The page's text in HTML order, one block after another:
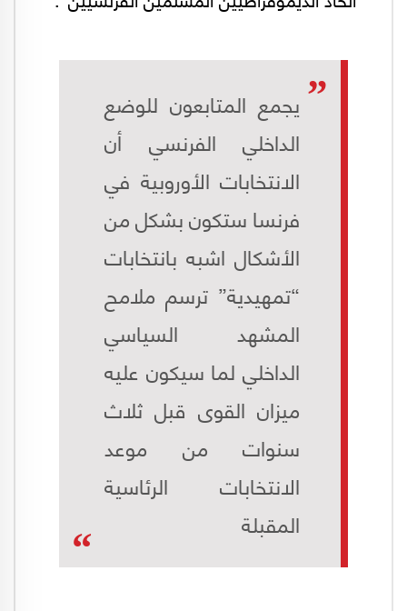
يجمع المتابعون للوضع
الداخلي الفرنسي أن
الانتخابات الأوروبية في
فرنسا ستكون بشكل من
الأشكال اشبه بانتخابات
“تمهيدية” ترسم ملامح
المشهد السياسي
الداخلي لما سيكون عليه
ميزان القوى قبل ثلاث
سنوات من موعد
الانتخابات الرئاسية
المقبلة